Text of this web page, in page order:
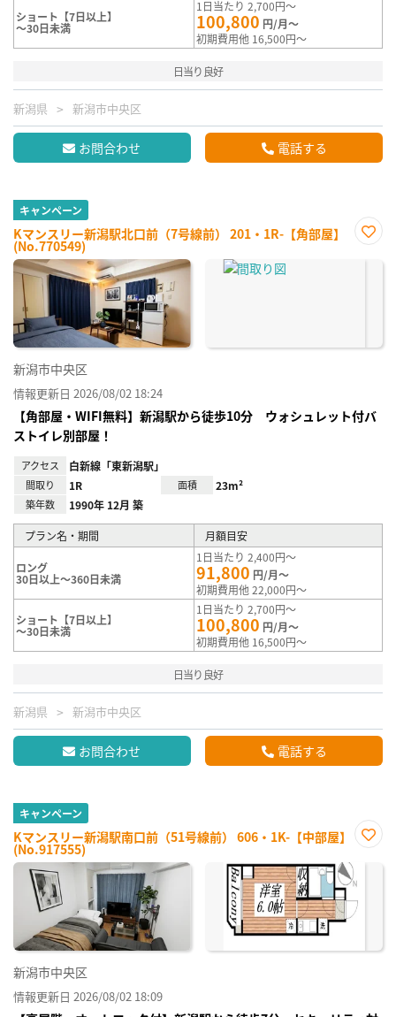
ショート【7日以上】
～30日未満
1日当たり 2,700円～
100,800 円/月～
初期費用他 16,500円～
日当り良好
新潟県 新潟市中央区
お問合わせ 電話する
キャンペーン
Kマンスリー新潟駅北口前（7号線前） 201・1R-【角部屋】
(No.770549)
に入
新潟市中央区
情報更新日 2026/08/02 18:24
【角部屋・WIFI無料】新潟駅から徒歩10分 ウォシュレット付バ
ストイレ別部屋！
アクセス 白新線「東新潟駅」
間取り 1R 面積 23m²
築年数 1990年 12月 築
プラン名・期間 月額目安
ロング
30日以上～360日未満
1日当たり 2,400円～
91,800 円/月～
初期費用他 22,000円～
ショート【7日以上】
～30日未満
1日当たり 2,700円～
100,800 円/月～
初期費用他 16,500円～
日当り良好
新潟県 新潟市中央区
お問合わせ 電話する
キャンペーン
Kマンスリー新潟駅南口前（51号線前） 606・1K-【中部屋】
(No.917555)
に入
り登
録
新潟市中央区
情報更新日 2026/08/02 18:09